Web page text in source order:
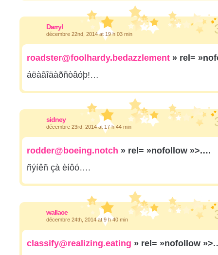
Darryl
décembre 22nd, 2014 at 19 h 03 min
roadster@foolhardy.bedazzlement » rel=
áëàãîäàðñòâóþ!…
sidney
décembre 23rd, 2014 at 17 h 44 min
rodder@boeing.notch » rel= »nofollow »>.…
ñýíêñ çà èíôó….
wallace
décembre 24th, 2014 at 9 h 40 min
classify@realizing.eating » rel= »nofollow